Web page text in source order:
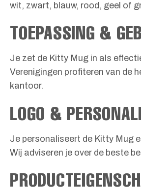
wit, zwart, blauw, rood, geel of
TOEPASSING &
Je zet de Kitty Mug in als
Verenigingen profiteren van de
kantoor.
LOGO &
Je personaliseert de Kitty Mug
Wij adviseren je over de beste